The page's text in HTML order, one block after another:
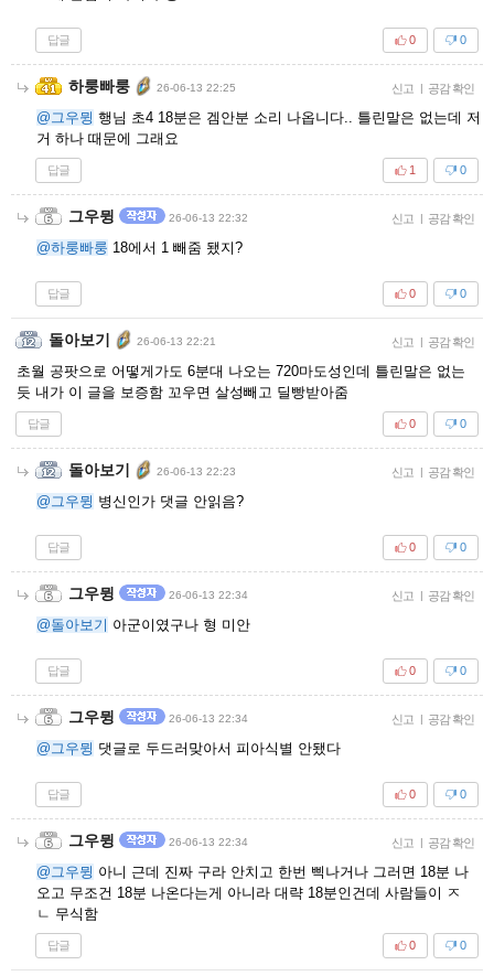
답글 0
0
하룽빠룽 26-06-13 22:25 신고 | 공감 확인
@그우뮝 행님 초4 18분은 겜안분 소리 나옵니다.. 틀린말은 없는데 저
거 하나 때문에 그래요
답글 0
1
그우뮝 26-06-13 22:32 신고 | 공감 확인
@하룽빠룽 18에서 1 빼줌 됐지?
답글 0
0
돌아보기 26-06-13 22:21 신고 | 공감 확인
초월 공팟으로 어떻게가도 6분대 나오는 720마도성인데 틀린말은 없는
듯 내가 이 글을 보증함 꼬우면 살성빼고 딜빵받아줌
답글 0
0
돌아보기 26-06-13 22:23 신고 | 공감 확인
@그우뮝 병신인가 댓글 안읽음?
답글 0
0
그우뮝 26-06-13 22:34 신고 | 공감 확인
@돌아보기 아군이였구나 형 미안
답글 0
0
그우뮝 26-06-13 22:34 신고 | 공감 확인
@그우뮝 댓글로 두드러맞아서 피아식별 안됐다
답글 0
0
그우뮝 26-06-13 22:34 신고 | 공감 확인
@그우뮝 아니 근데 진짜 구라 안치고 한번 삑나거나 그러면 18분 나
오고 무조건 18분 나온다는게 아니라 대략 18분인건데 사람들이 ㅈ
ㄴ 무식함
답글 0
0